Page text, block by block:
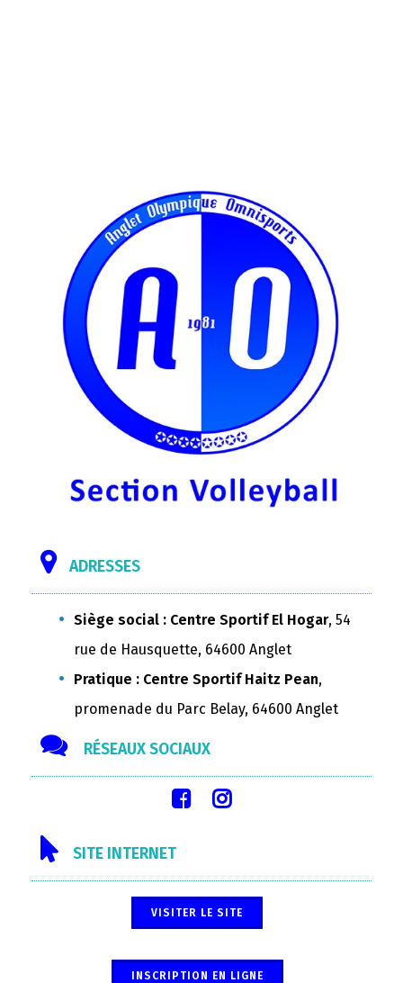
ADRESSES
Siège social : Centre Sportif El Hogar, 54
rue de Hausquette, 64600 Anglet
Pratique : Centre Sportif Haitz Pean,
promenade du Parc Belay, 64600 Anglet
RÉSEAUX SOCIAUX
SITE INTERNET
VISITER LE SITE
INSCRIPTION EN LIGNE